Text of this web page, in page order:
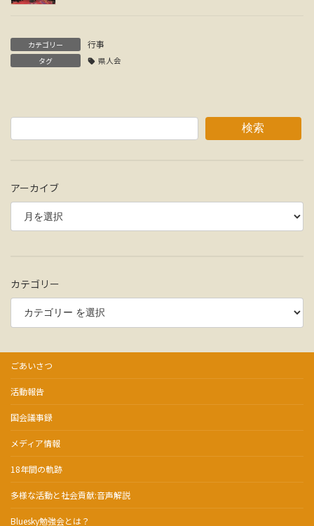
カテゴリー 行事
タグ 県人会
検索
アーカイブ
カテゴリー
ごあいさつ
活動報告
国会議事録
メディア情報
18年間の軌跡
多様な活動と社会貢献:音声解説
Bluesky勉強会とは？